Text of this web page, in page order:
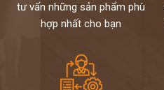
tư vấn những sản phẩm phù
hợp nhất cho bạn